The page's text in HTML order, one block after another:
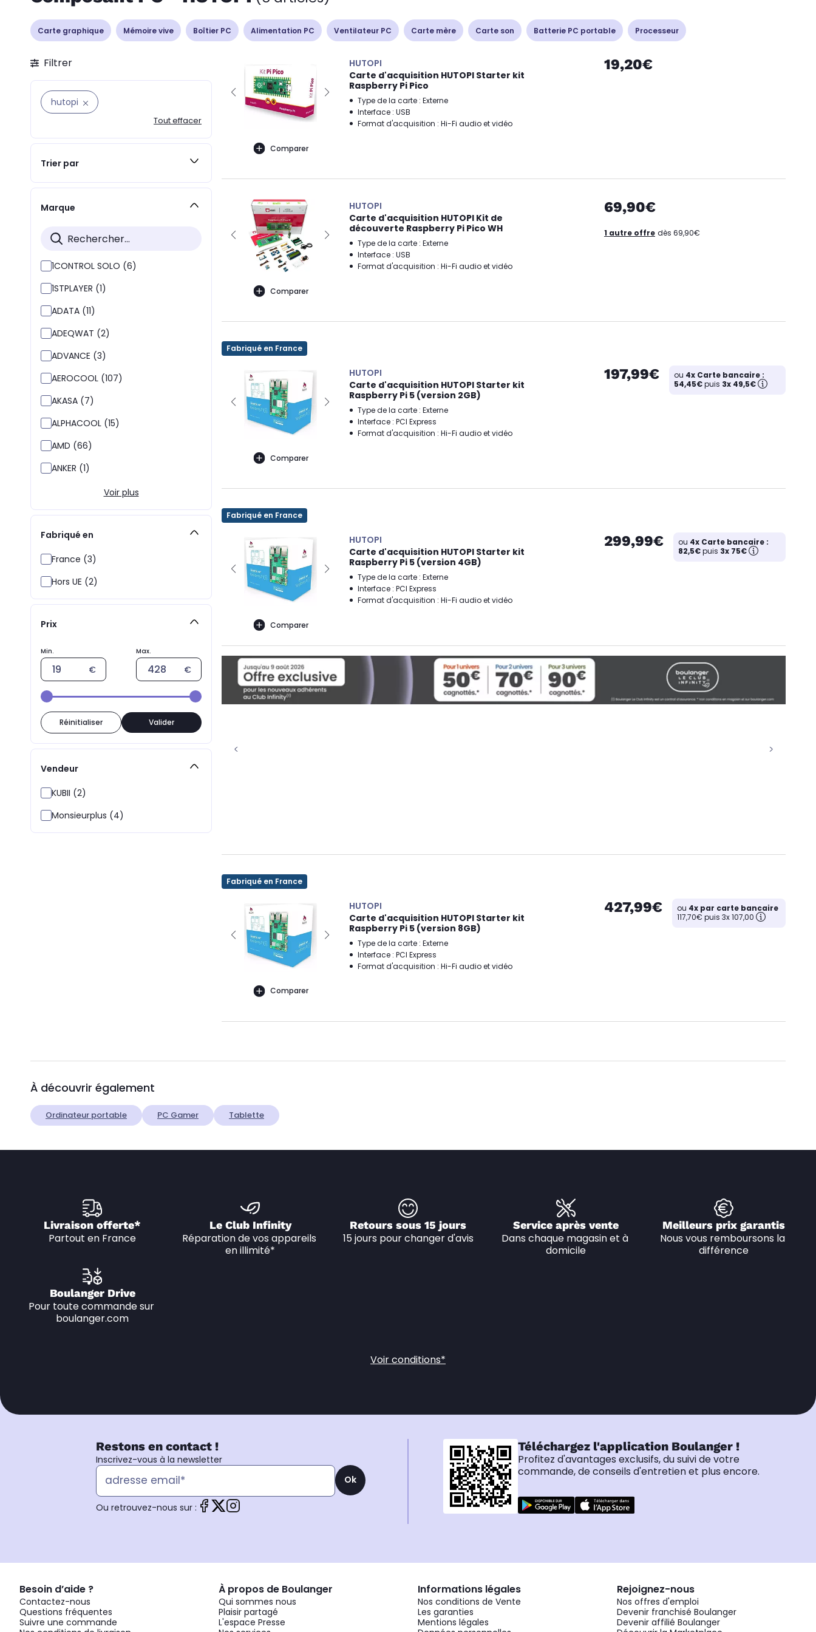
Carte graphique Mémoire vive Boîtier PC Alimentation PC Ventilateur PC Carte mère Carte son Batterie PC portable Processeur
Filtrer
hutopi
Tout effacer
Trier par
Marque
1CONTROL SOLO (6)
1STPLAYER (1)
ADATA (11)
ADEQWAT (2)
ADVANCE (3)
AEROCOOL (107)
AKASA (7)
ALPHACOOL (15)
AMD (66)
ANKER (1)
Voir plus
Fabriqué en
France (3)
Hors UE (2)
Prix
Réinitialiser Valider
Vendeur
KUBII (2)
Monsieurplus (4)
Comparer
HUTOPI
Carte d'acquisition HUTOPI Starter kit
Raspberry Pi Pico
Type de la carte : Externe
Interface : USB
Format d'acquisition : Hi-Fi audio et vidéo
19,20€
Comparer
HUTOPI
Carte d'acquisition HUTOPI Kit de
découverte Raspberry Pi Pico WH
Type de la carte : Externe
Interface : USB
Format d'acquisition : Hi-Fi audio et vidéo
69,90€
1 autre offre dès 69,90€
Fabriqué en France
Comparer
HUTOPI
Carte d'acquisition HUTOPI Starter kit
Raspberry Pi 5 (version 2GB)
Type de la carte : Externe
Interface : PCI Express
Format d'acquisition : Hi-Fi audio et vidéo
197,99€ ou 4x Carte bancaire :
54,45€puis 3x 49,5€
Fabriqué en France
Comparer
HUTOPI
Carte d'acquisition HUTOPI Starter kit
Raspberry Pi 5 (version 4GB)
Type de la carte : Externe
Interface : PCI Express
Format d'acquisition : Hi-Fi audio et vidéo
299,99€ ou 4x Carte bancaire :
82,5€puis 3x 75€
Fabriqué en France
Comparer
HUTOPI
Carte d'acquisition HUTOPI Starter kit
Raspberry Pi 5 (version 8GB)
Type de la carte : Externe
Interface : PCI Express
Format d'acquisition : Hi-Fi audio et vidéo
427,99€ ou 4x par carte bancaire
117,70€ puis 3x 107,00
À découvrir également
Ordinateur portable PC Gamer Tablette
Livraison offerte*
Partout en France
Le Club Infinity
Réparation de vos appareils
en illimité*
Retours sous 15 jours
15 jours pour changer d'avis
Service après vente
Dans chaque magasin et à
domicile
Meilleurs prix garantis
Nous vous remboursons la
différence
Boulanger Drive
Pour toute commande sur
boulanger.com
Voir conditions*
Restons en contact !
Inscrivez-vous à la newsletter
Ok
Ou retrouvez-nous sur :
Téléchargez l'application Boulanger !
Profitez d'avantages exclusifs, du suivi de votre
commande, de conseils d'entretien et plus encore.
Besoin d’aide ?
Contactez-nous
Questions fréquentes
Suivre une commande
À propos de Boulanger
Qui sommes nous
Plaisir partagé
L'espace Presse
Informations légales
Nos conditions de Vente
Les garanties
Mentions légales
Rejoignez-nous
Nos offres d'emploi
Devenir franchisé Boulanger
Devenir affilié Boulanger